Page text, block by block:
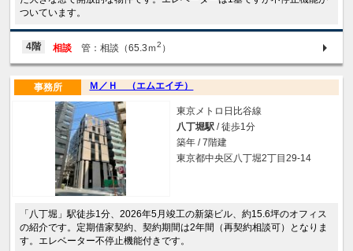
ついています。
4階 相談 管：相談（65.3ｍ2 ）
Ｍ／Ｈ （エムエイチ）
事務所
東京メトロ日比谷線
八丁堀駅 / 徒歩1分
築年 / 7階建
東京都中央区八丁堀2丁目29-14
「八丁堀」駅徒歩1分、2026年5月竣工の新築ビル、約15.6坪のオフィス
の紹介です。定期借家契約、契約期間は2年間（再契約相談可）となりま
す。エレベーター不停止機能付きです。